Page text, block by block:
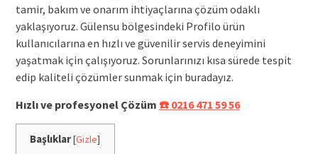
tamir, bakım ve onarım ihtiyaçlarına çözüm odaklı
yaklaşıyoruz. Gülensu bölgesindeki Profilo ürün
kullanıcılarına en hızlı ve güvenilir servis deneyimini
yaşatmak için çalışıyoruz. Sorunlarınızı kısa sürede tespit
edip kaliteli çözümler sunmak için buradayız.
Hızlı ve profesyonel Çözüm ☎️ 0216 471 59 56
Başlıklar[Gizle]